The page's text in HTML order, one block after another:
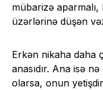
mübarizə aparmalı,
üzərlərinə düşən
Erkən nikaha daha
anasıdır. Ana isə
olarsa, onun